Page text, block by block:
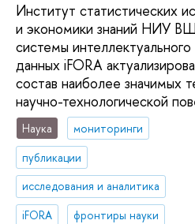
Институт статистических
и экономики знаний НИУ
системы
данных iFORA
состав наиболее значимых
научно-технологической
Наука
мониторинги
публикации
исследования и аналитика
iFORA
фронтиры науки